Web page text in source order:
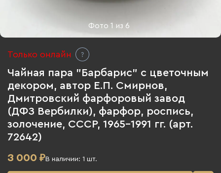
Фото1 из 6
Только онлайн
Чайная пара "Барбарис" с цветочным
декором, автор Е.П. Смирнов,
Дмитровский фарфоровый завод
(ДФЗ Вербилки), фарфор, роспись,
золочение, СССР, 1965-1991 гг. (арт.
72642)
3 000 ₽В наличии: 1 шт.